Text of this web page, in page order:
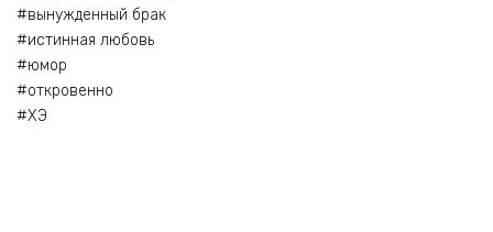
#вынужденный брак
#истинная любовь
#юмор
#откровенно
#ХЭ